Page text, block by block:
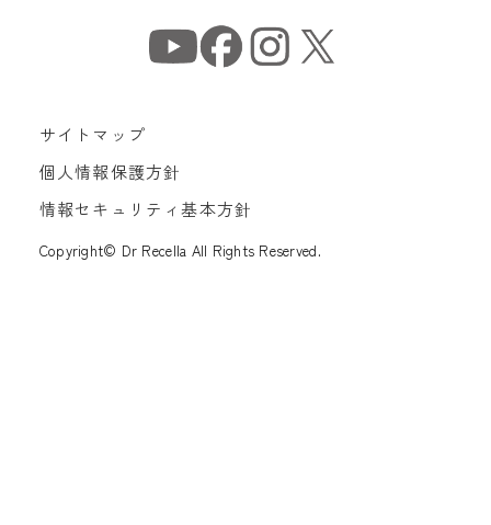
サイトマップ
個人情報保護方針
情報セキュリティ基本方針
Copyright© Dr Recella All Rights Reserved.